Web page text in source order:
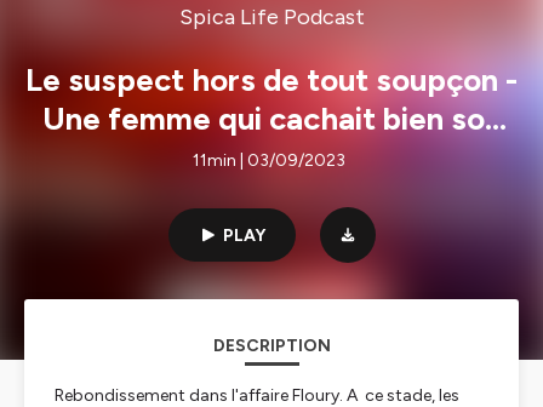
Spica Life Podcast
Le suspect hors de tout soupçon -
Une femme qui cachait bien son
jeu / Episode 2
11min | 03/09/2023
PLAY
DESCRIPTION
Rebondissement dans l'affaire Floury. A ce stade, les